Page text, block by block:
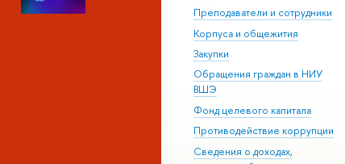
Преподаватели и сотрудники
Корпуса и общежития
Закупки
Обращения граждан в НИУ
ШЭ
Фонд целевого капитала
Противодействие коррупции
Сведения о доходах,